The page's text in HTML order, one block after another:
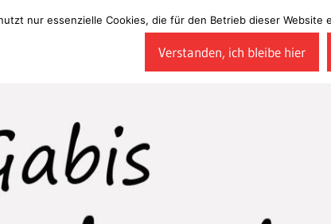
nur essenzielle Cookies, die für den Betrieb dieser
Verstanden, ich bleibe hier